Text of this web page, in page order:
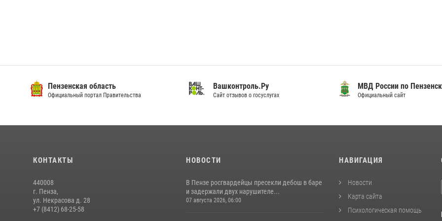
Пензенская область
Официальный портал Правительства
Вашконтроль.Ру
Сайт отзывов о госуслугах
МВД России по
Официальный сайт
КОНТАКТЫ
440008
г. Пенза,
ул. Некрасова д. 28
+7 (8412) 68-25-58
НОВОСТИ
В Пензе росгвардейцы пресекли дебош в баре
и задержали двух нарушителе...
07 августа 2026, 06:00
НАВИГАЦИЯ
Новости
Карта сайта
Психологическая помощь